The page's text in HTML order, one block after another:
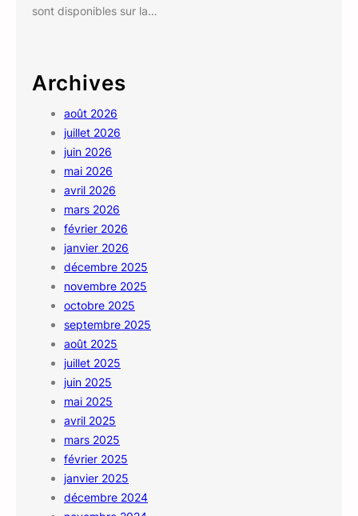
sont disponibles sur la…
Archives
août 2026
juillet 2026
juin 2026
mai 2026
avril 2026
mars 2026
février 2026
janvier 2026
décembre 2025
novembre 2025
octobre 2025
septembre 2025
août 2025
juillet 2025
juin 2025
mai 2025
avril 2025
mars 2025
février 2025
janvier 2025
décembre 2024